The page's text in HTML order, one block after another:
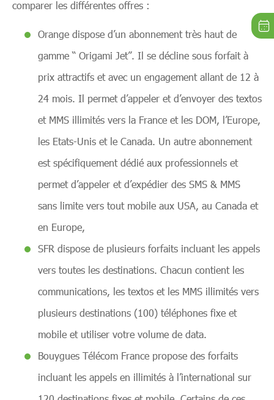
comparer les différentes offres :
Orange dispose d’un abonnement très haut de
gamme “ Origami Jet”. Il se décline sous forfait à
prix attractifs et avec un engagement allant de 12 à
24 mois. Il permet d’appeler et d’envoyer des textos
et MMS illimités vers la France et les DOM, l’Europe,
les Etats-Unis et le Canada. Un autre abonnement
est spécifiquement dédié aux professionnels et
permet d’appeler et d’expédier des SMS & MMS
sans limite vers tout mobile aux USA, au Canada et
en Europe,
SFR dispose de plusieurs forfaits incluant les appels
vers toutes les destinations. Chacun contient les
communications, les textos et les MMS illimités vers
plusieurs destinations (100) téléphones fixe et
mobile et utiliser votre volume de data.
Bouygues Télécom France propose des forfaits
incluant les appels en illimités à l’international sur